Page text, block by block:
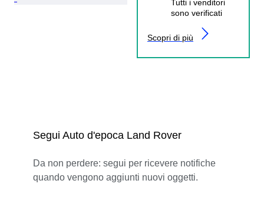
Tutti i venditori
sono verificati
Scopri di più
Segui Auto d'epoca Land Rover
Da non perdere: segui per ricevere notifiche
quando vengono aggiunti nuovi oggetti.